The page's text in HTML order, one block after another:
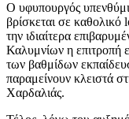
Ο υφυπουργός
βρίσκεται σε
την ιδιαίτερα
Καλυμνίων η επιτροπή
των βαθμίδων
παραμείνουν κλειστά
Χαρδαλιάς.